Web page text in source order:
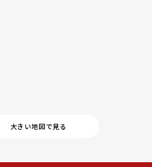
大きい地図で見る